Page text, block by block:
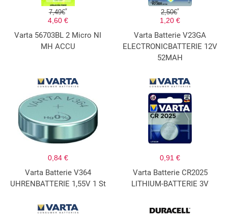
7,49€*
4,60 €
Varta 56703BL 2 Micro NI
MH ACCU
2,50€*
1,20 €
Varta Batterie V23GA
ELECTRONICBATTERIE 12V
52MAH
0,84 €
Varta Batterie V364
UHRENBATTERIE 1,55V 1 St
0,91 €
Varta Batterie CR2025
LITHIUM-BATTERIE 3V